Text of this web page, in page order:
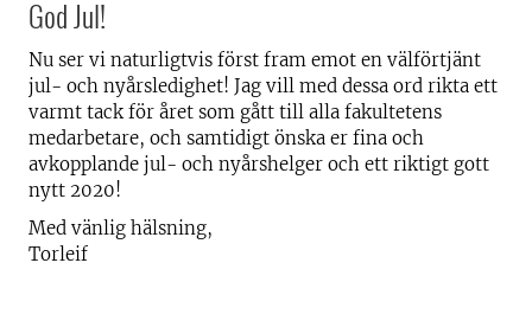
God Jul!
Nu ser vi naturligtvis först fram emot en välförtjänt
jul- och nyårsledighet! Jag vill med dessa ord rikta ett
varmt tack för året som gått till alla fakultetens
medarbetare, och samtidigt önska er fina och
avkopplande jul- och nyårshelger och ett riktigt gott
nytt 2020!
Med vänlig hälsning,
Torleif